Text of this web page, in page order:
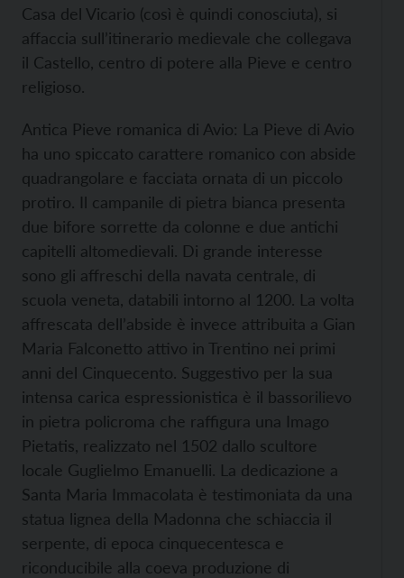
Casa del Vicario (così è quindi conosciuta), si
affaccia sull’itinerario medievale che collegava
il Castello, centro di potere alla Pieve e centro
religioso.
Antica Pieve romanica di Avio: La Pieve di Avio
ha uno spiccato carattere romanico con abside
quadrangolare e facciata ornata di un piccolo
protiro. Il campanile di pietra bianca presenta
due bifore sorrette da colonne e due antichi
capitelli altomedievali. Di grande interesse
sono gli affreschi della navata centrale, di
scuola veneta, databili intorno al 1200. La volta
affrescata dell’abside è invece attribuita a Gian
Maria Falconetto attivo in Trentino nei primi
anni del Cinquecento. Suggestivo per la sua
intensa carica espressionistica è il bassorilievo
in pietra policroma che raffigura una Imago
Pietatis, realizzato nel 1502 dallo scultore
locale Guglielmo Emanuelli. La dedicazione a
Santa Maria Immacolata è testimoniata da una
statua lignea della Madonna che schiaccia il
serpente, di epoca cinquecentesca e
riconducibile alla coeva produzione di